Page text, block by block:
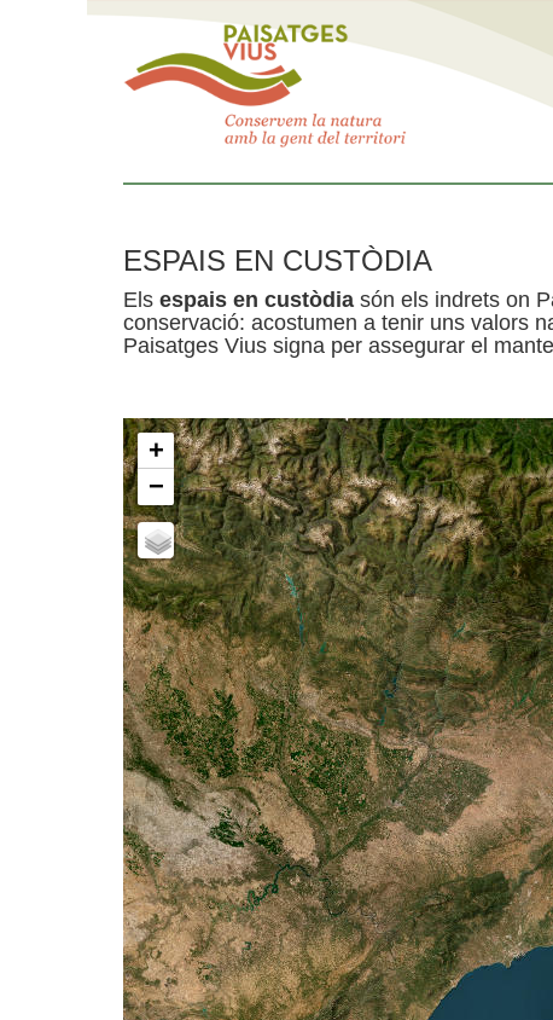
ESPAIS EN CUSTÒDIA
Els espais en custòdia són els indrets on
conservació: acostumen a tenir uns valors
Paisatges Vius signa per assegurar el
+
−